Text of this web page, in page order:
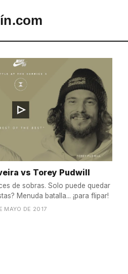
vs Torey Pudwill
de sobras. Solo puede quedar
Menuda batalla... ¡para flipar!
MAYO DE 2017